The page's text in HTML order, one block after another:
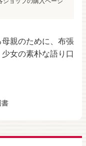
親のために、布張
女の素朴な語り口
書